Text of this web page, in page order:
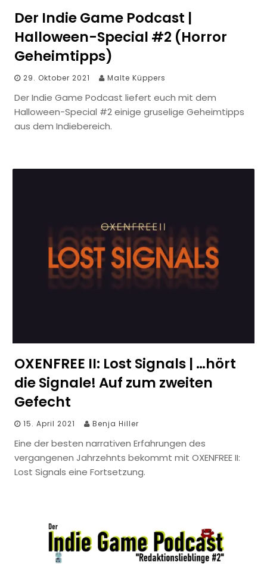
Der Indie Game Podcast |
Halloween-Special #2 (Horror
Geheimtipps)
29. Oktober 2021 Malte Küppers
Der Indie Game Podcast liefert euch mit dem
Halloween-Special #2 einige gruselige Geheimtipps
aus dem Indiebereich.
OXENFREE II: Lost Signals | …hört
die Signale! Auf zum zweiten
Gefecht
15. April 2021 Benja Hiller
Eine der besten narrativen Erfahrungen des
vergangenen Jahrzehnts bekommt mit OXENFREE II:
Lost Signals eine Fortsetzung.